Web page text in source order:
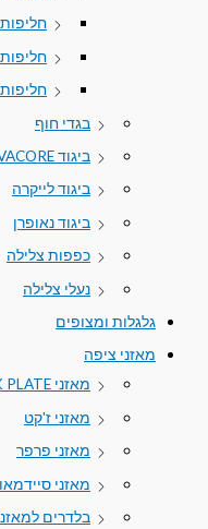
בגדי חוף
ביגוד LAVACORE
ביגוד לייקרה
ביגוד נאופרן
כפפות צלילה
נעלי צלילה
גלגלות ומצופים
מאזני ציפה
מאזני BACK PLATE
מאזני ז'קט
מאזני פרפר
מאזני
בלדרים